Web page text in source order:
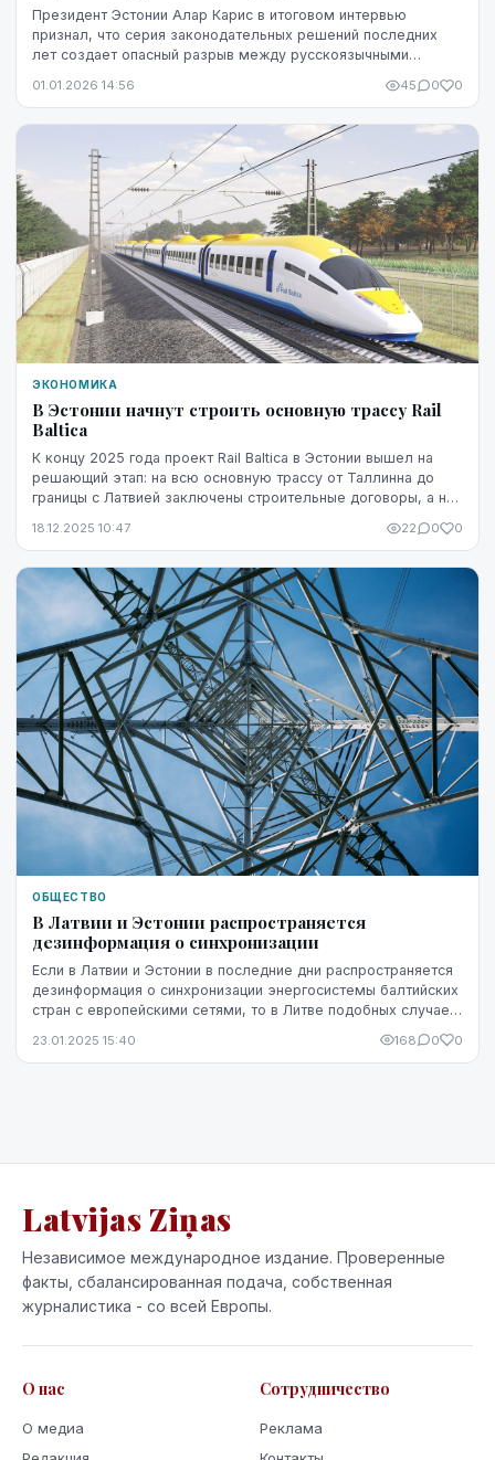
Президент Эстонии Алар Карис в итоговом интервью
признал, что серия законодательных решений последних
лет создает опасный разрыв между русскоязычными
01.01.2026 14:56 45 0 0
ЭКОНОМИКА
В Эстонии начнут строить основную трассу Rail
Baltica
К концу 2025 года проект Rail Baltica в Эстонии вышел на
решающий этап: на всю основную трассу от Таллинна до
границы с Латвией заключены строительные договоры, а на
18.12.2025 10:47 22 0 0
ОБЩЕСТВО
В Латвии и Эстонии распространяется
дезинформация о синхронизации
Если в Латвии и Эстонии в последние дни распространяется
дезинформация о синхронизации энергосистемы балтийских
стран с европейскими сетями, то в Литве подобных случаев
23.01.2025 15:40 168 0 0
Latvijas Ziņas
Независимое международное издание. Проверенные
факты, сбалансированная подача, собственная
журналистика - со всей Европы.
О нас
О медиа
Сотрудничество
Реклама